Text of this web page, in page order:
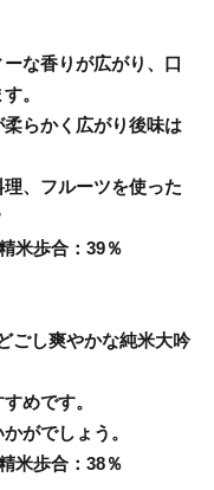
な香りが広がり、口
。
らかく広がり後味は
、フルーツを使った
米歩合：39％
ごし爽やかな純米大吟
めです。
がでしょう。
米歩合：38％